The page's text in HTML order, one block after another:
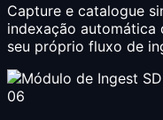
Capture e catalogue
indexação automática
seu próprio fluxo de
06